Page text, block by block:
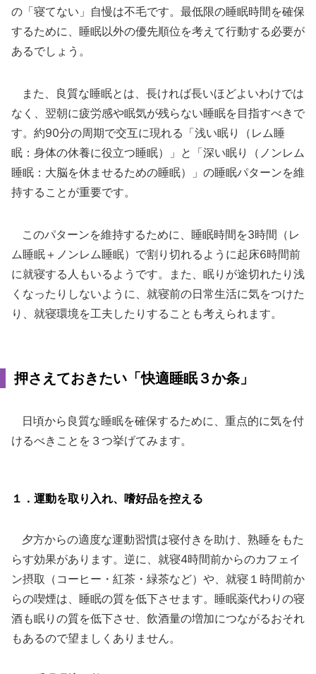
の「寝てない」自慢は不毛です。最低限の睡眠時間を確保
するために、睡眠以外の優先順位を考えて行動する必要が
あるでしょう。
また、良質な睡眠とは、長ければ長いほどよいわけでは
なく、翌朝に疲労感や眠気が残らない睡眠を目指すべきで
す。約90分の周期で交互に現れる「浅い眠り（レム睡
眠：身体の休養に役立つ睡眠）」と「深い眠り（ノンレム
睡眠：大脳を休ませるための睡眠）」の睡眠パターンを維
持することが重要です。
このパターンを維持するために、睡眠時間を3時間（レ
ム睡眠＋ノンレム睡眠）で割り切れるように起床6時間前
に就寝する人もいるようです。また、眠りが途切れたり浅
くなったりしないように、就寝前の日常生活に気をつけた
り、就寝環境を工夫したりすることも考えられます。
押さえておきたい「快適睡眠３か条」
日頃から良質な睡眠を確保するために、重点的に気を付
けるべきことを３つ挙げてみます。
１．運動を取り入れ、嗜好品を控える
夕方からの適度な運動習慣は寝付きを助け、熟睡をもた
らす効果があります。逆に、就寝4時間前からのカフェイ
ン摂取（コーヒー・紅茶・緑茶など）や、就寝１時間前か
らの喫煙は、睡眠の質を低下させます。睡眠薬代わりの寝
酒も眠りの質を低下させ、飲酒量の増加につながるおそれ
もあるので望ましくありません。